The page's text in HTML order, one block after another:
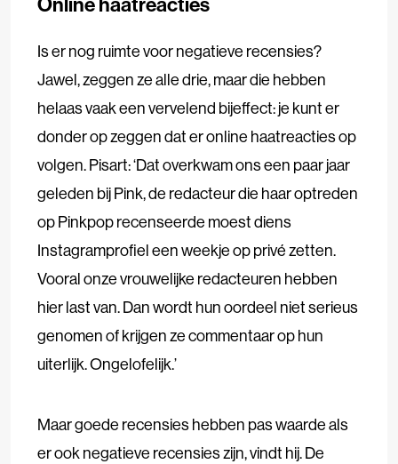
Is er nog ruimte voor negatieve recensies?
Jawel, zeggen ze alle drie, maar die hebben
helaas vaak een vervelend bijeffect: je kunt er
donder op zeggen dat er online haatreacties op
volgen. Pisart: ‘Dat overkwam ons een paar jaar
geleden bij Pink, de redacteur die haar optreden
op Pinkpop recenseerde moest diens
Instagramprofiel een weekje op privé zetten.
Vooral onze vrouwelijke redacteuren hebben
hier last van. Dan wordt hun oordeel niet serieus
genomen of krijgen ze commentaar op hun
uiterlijk. Ongelofelijk.’
Maar goede recensies hebben pas waarde als
er ook negatieve recensies zijn, vindt hij. De